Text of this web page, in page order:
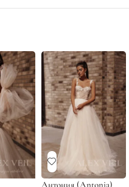
Антония (Antonia)